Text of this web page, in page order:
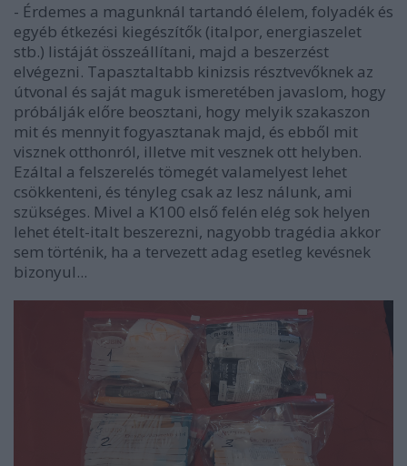
- Érdemes a magunknál tartandó élelem, folyadék és
egyéb étkezési kiegészítők (italpor, energiaszelet
stb.) listáját összeállítani, majd a beszerzést
elvégezni. Tapasztaltabb kinizsis résztvevőknek az
útvonal és saját maguk ismeretében javaslom, hogy
próbálják előre beosztani, hogy melyik szakaszon
mit és mennyit fogyasztanak majd, és ebből mit
visznek otthonról, illetve mit vesznek ott helyben.
Ezáltal a felszerelés tömegét valamelyest lehet
csökkenteni, és tényleg csak az lesz nálunk, ami
szükséges. Mivel a K100 első felén elég sok helyen
lehet ételt-italt beszerezni, nagyobb tragédia akkor
sem történik, ha a tervezett adag esetleg kevésnek
bizonyul...